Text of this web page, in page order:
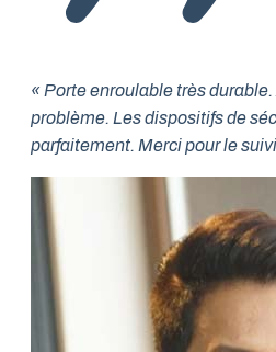
« Porte enroulable très
problème. Les dispositifs de
parfaitement. Merci pour le